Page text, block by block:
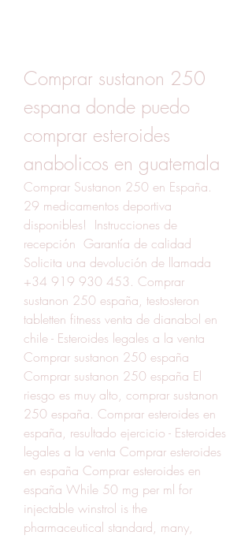
Comprar sustanon 250
espana donde puedo
comprar esteroides
anabolicos en guatemala
Comprar Sustanon 250 en España.
29 medicamentos deportiva
disponibles!  Instrucciones de
recepción  Garantía de calidad
Solicita una devolución de llamada
+34 919 930 453. Comprar
sustanon 250 españa, testosteron
tabletten fitness venta de dianabol en
chile - Esteroides legales a la venta
Comprar sustanon 250 españa
Comprar sustanon 250 españa El
riesgo es muy alto, comprar sustanon
250 españa. Comprar esteroides en
españa, resultado ejercicio - Esteroides
legales a la venta Comprar esteroides
en españa Comprar esteroides en
españa While 50 mg per ml for
injectable winstrol is the
pharmaceutical standard, many,